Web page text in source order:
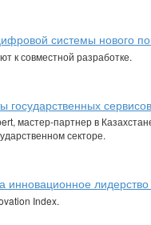
системы нового
к совместной разработке.
государственных
мастер-партнер в
секторе.
инновационное
Index.